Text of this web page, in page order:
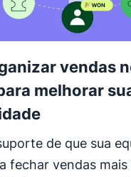
vendas
melhorar
de que sua
fechar vendas